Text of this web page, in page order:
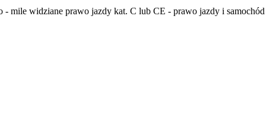
mile widziane prawo jazdy kat. C lub CE - prawo jazdy i samochód